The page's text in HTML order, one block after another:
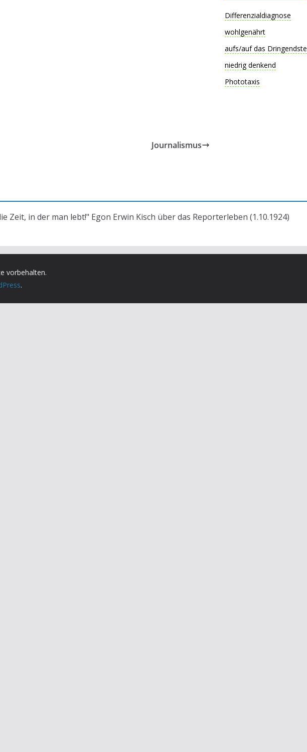
Journalismus
Differenzialdiagnose
wohlgenährt
aufs/auf das Dringendste
niedrig denkend
Phototaxis
Zeit, in der man lebt!" Egon Erwin Kisch über das Reporterleben (1.10.1924)
vorbehalten.
.